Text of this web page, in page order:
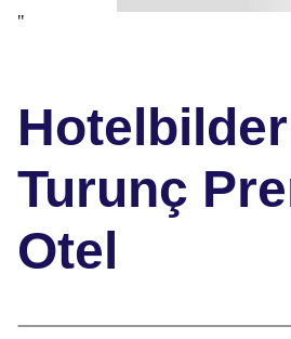
"
Hotelbilder
Turunç
Otel